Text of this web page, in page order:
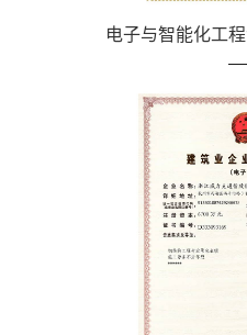
电子与智能化工